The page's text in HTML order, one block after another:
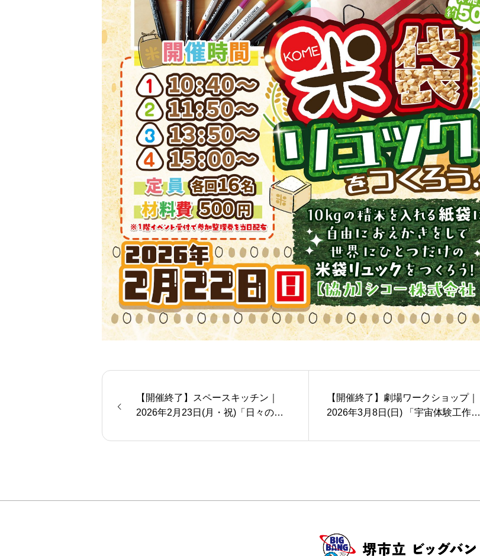
【開催終了】スペースキッチン｜
2026年2月23日(月・祝)「日々のパ
【開催終了】劇場ワークショップ｜
2026年3月8日(日) 「宇宙体験工作ワ